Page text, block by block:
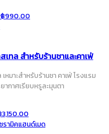
฿990.00
ทล สำหรับร้านชาและคาเฟ่
หมาะสำหรับร้านชา คาเฟ่ โรงแรม
ากาศเรียบหรูละมุนตา
3,150.00